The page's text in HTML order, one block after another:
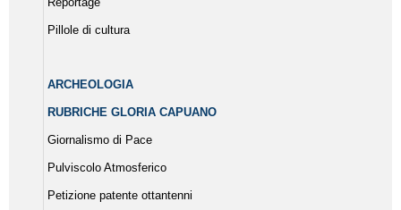
Pillole di cultura
ARCHEOLOGIA
RUBRICHE GLORIA CAPUANO
Giornalismo di Pace
Pulviscolo Atmosferico
Petizione patente ottantenni